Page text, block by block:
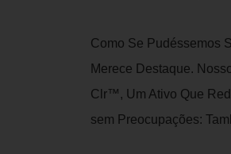
Como Se Pudéssemos
Merece Destaque.
Clr™, Um Ativo Que
sem Preocupações: